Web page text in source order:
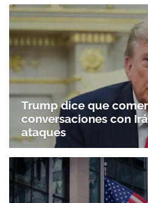
Trump dice que
conversaciones con
ataques